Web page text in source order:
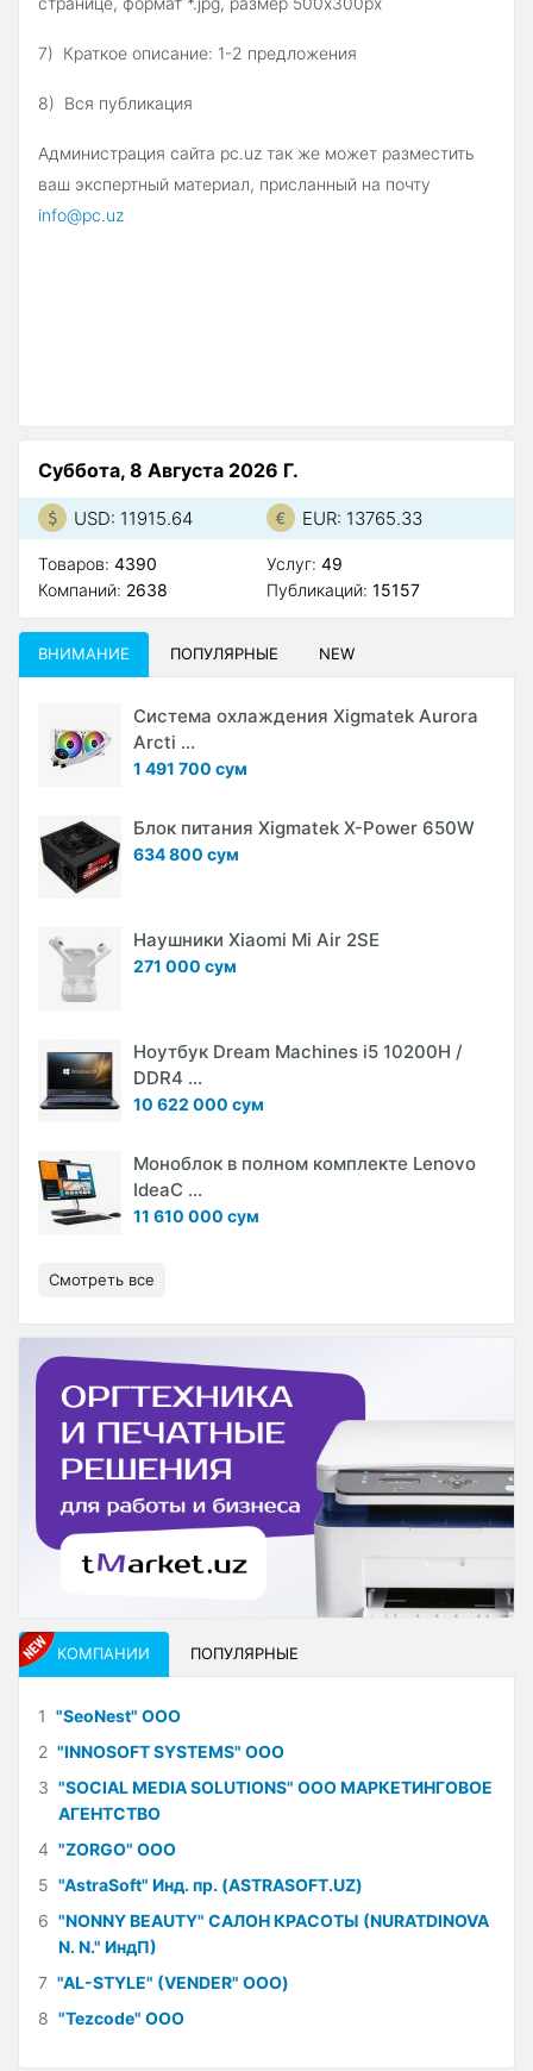
7) Краткое описание: 1-2 предложения
8) Вся публикация
Администрация сайта pc.uz так же может разместить
ваш экспертный материал, присланный на почту
info@pc.uz
Суббота, 8 Августа 2026 Г.
USD: 11915.64 EUR: 13765.33
Товаров: 4390
Компаний: 2638
Услуг: 49
Публикаций: 15157
ВНИМАНИЕ ПОПУЛЯРНЫЕ NEW
Система охлаждения Xigmatek Aurora
Arcti ...
1 491 700 сум
Блок питания Xigmatek X-Power 650W
634 800 сум
Наушники Xiaomi Mi Air 2SE
271 000 сум
Ноутбук Dream Machines i5 10200H /
DDR4 ...
10 622 000 сум
Моноблок в полном комплекте Lenovo
IdeaC ...
11 610 000 сум
Смотреть все
КОМПАНИИ ПОПУЛЯРНЫЕ
1 "SeoNest" ООО
2 "INNOSOFT SYSTEMS" ООО
3 "SOCIAL MEDIA SOLUTIONS" ООО МАРКЕТИНГОВОЕ
АГЕНТСТВО
4 "ZORGO" ООО
5 "AstraSoft" Инд. пр. (ASTRASOFT.UZ)
6 "NONNY BEAUTY" САЛОН КРАСОТЫ (NURATDINOVA
N. N." ИндП)
7 "AL-STYLE" (VENDER" ООО)
8 "Tezcode" ООО